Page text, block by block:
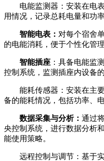
电能监测器：安装在电
用情况，记录总耗电量和功率
智能电表： 对每个宿舍
的电能消耗，便于个性化管
智能插座 ：具备电能监
控制系统，监测插座内设备
能耗传感器：安装在主
备的能耗情况，包括功率、
数据采集与分析： 通过
央控制系统，进行数据分析
能使用策略。
远程控制与调节：基于